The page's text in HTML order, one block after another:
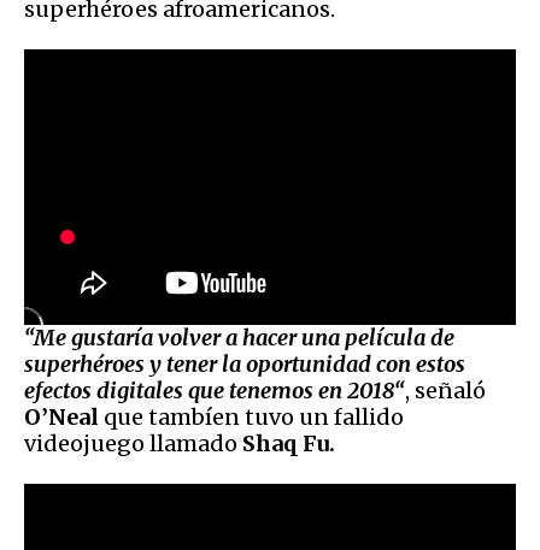
superhéroes afroamericanos.
“Me gustaría volver a hacer una película de
superhéroes y tener la oportunidad con estos
efectos digitales que tenemos en 2018“, señaló
O’Neal que tambíen tuvo un fallido
videojuego llamado Shaq Fu.